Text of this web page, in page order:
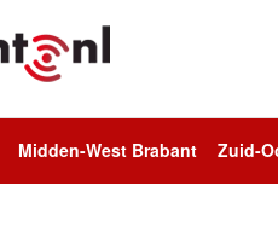
Midden-West Brabant Zuid-